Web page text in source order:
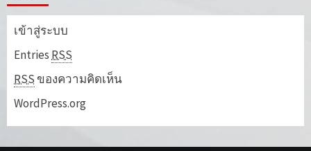
เข้าสู่ระบบ
Entries RSS
RSS ของความคิดเห็น
WordPress.org